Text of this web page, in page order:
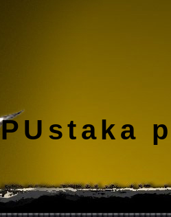
PUstaka